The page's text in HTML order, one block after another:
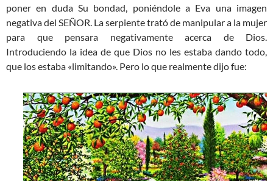
poner en duda Su bondad, poniéndole a Eva una imagen
negativa del SEÑOR. La serpiente trató de manipular a la mujer
para que pensara negativamente acerca de Dios.
Introduciendo la idea de que Dios no les estaba dando todo,
que los estaba «limitando». Pero lo que realmente dijo fue: